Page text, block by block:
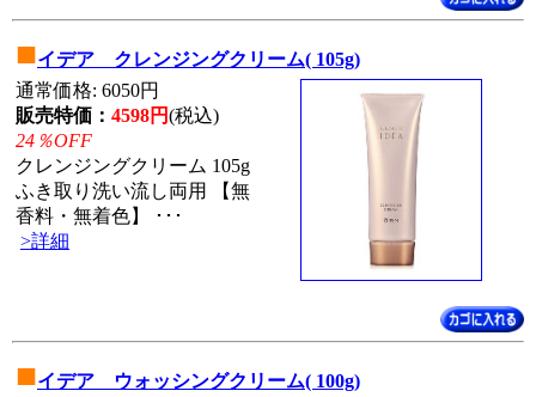
■イデア クレンジングクリーム( 105g)
通常価格: 6050円
販売特価： 4598円(税込)
24％OFF
クレンジングクリーム 105g
ふき取り洗い流し両用 【無
香料・無着色】 ･･･
>詳細
■イデア ウォッシングクリーム( 100g)